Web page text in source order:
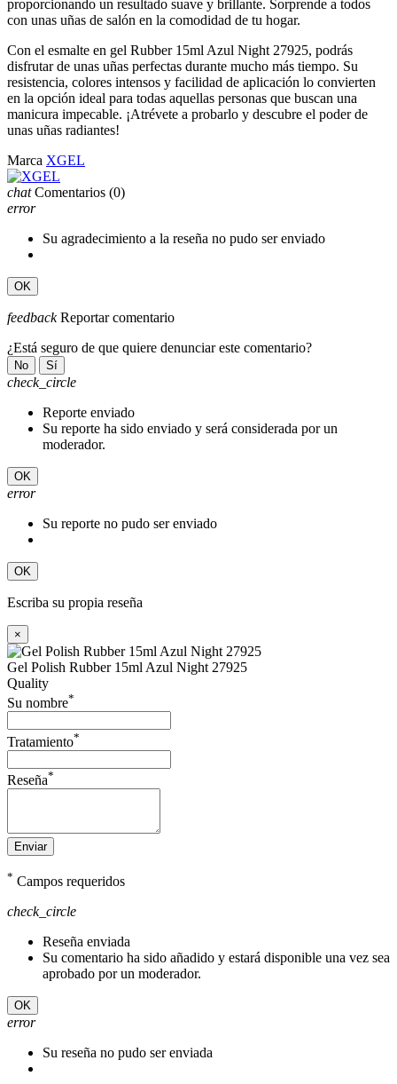
proporcionando un resultado suave y brillante. Sorprende a todos
con unas uñas de salón en la comodidad de tu hogar.
Con el esmalte en gel Rubber 15ml Azul Night 27925, podrás
disfrutar de unas uñas perfectas durante mucho más tiempo. Su
resistencia, colores intensos y facilidad de aplicación lo convierten
en la opción ideal para todas aquellas personas que buscan una
manicura impecable. ¡Atrévete a probarlo y descubre el poder de
unas uñas radiantes!
Marca XGEL
chat Comentarios (0)
error
Su agradecimiento a la reseña no pudo ser enviado
OK
feedback Reportar comentario
¿Está seguro de que quiere denunciar este comentario?
No Sí
check_circle
Reporte enviado
Su reporte ha sido enviado y será considerada por un
moderador.
OK
error
Su reporte no pudo ser enviado
OK
Escriba su propia reseña
×
Gel Polish Rubber 15ml Azul Night 27925
Quality
Su nombre*
Tratamiento*
Reseña*
Enviar
* Campos requeridos
check_circle
Reseña enviada
Su comentario ha sido añadido y estará disponible una vez sea
aprobado por un moderador.
OK
error
Su reseña no pudo ser enviada